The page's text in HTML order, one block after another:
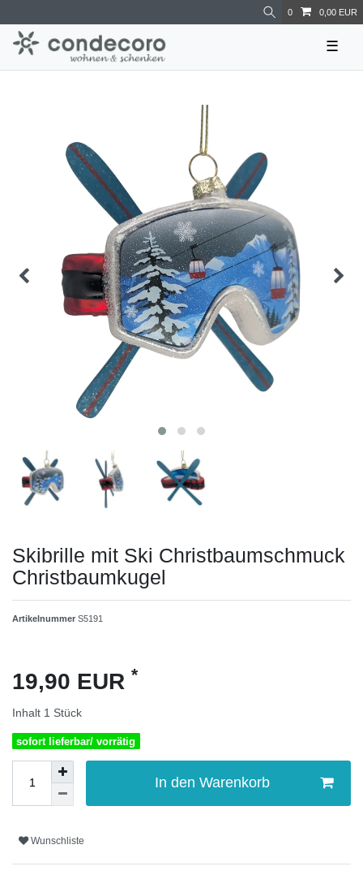
0 0,00 EUR
☰
Skibrille mit Ski Christbaumschmuck
Christbaumkugel
Artikelnummer S5191
19,90 EUR *
Inhalt 1 Stück
sofort lieferbar/ vorrätig
In den Warenkorb
Wunschliste